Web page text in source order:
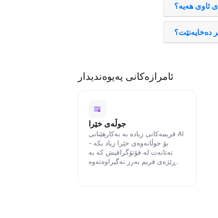
ئاوی هەیە؟
دەخایەنێت؟
ئامرازەکانی پەیوەندیدار
جوڵەی خێرا
فریمەکانی زیادە بە بەکارهێنانی AI
بۆ جوڵانەوەی خێرا زیاد بکە -
تەنانەت لە فۆتۆگرافیش کە بە
ڕێژەی فریم بەرز نەگیراوەتەوە.